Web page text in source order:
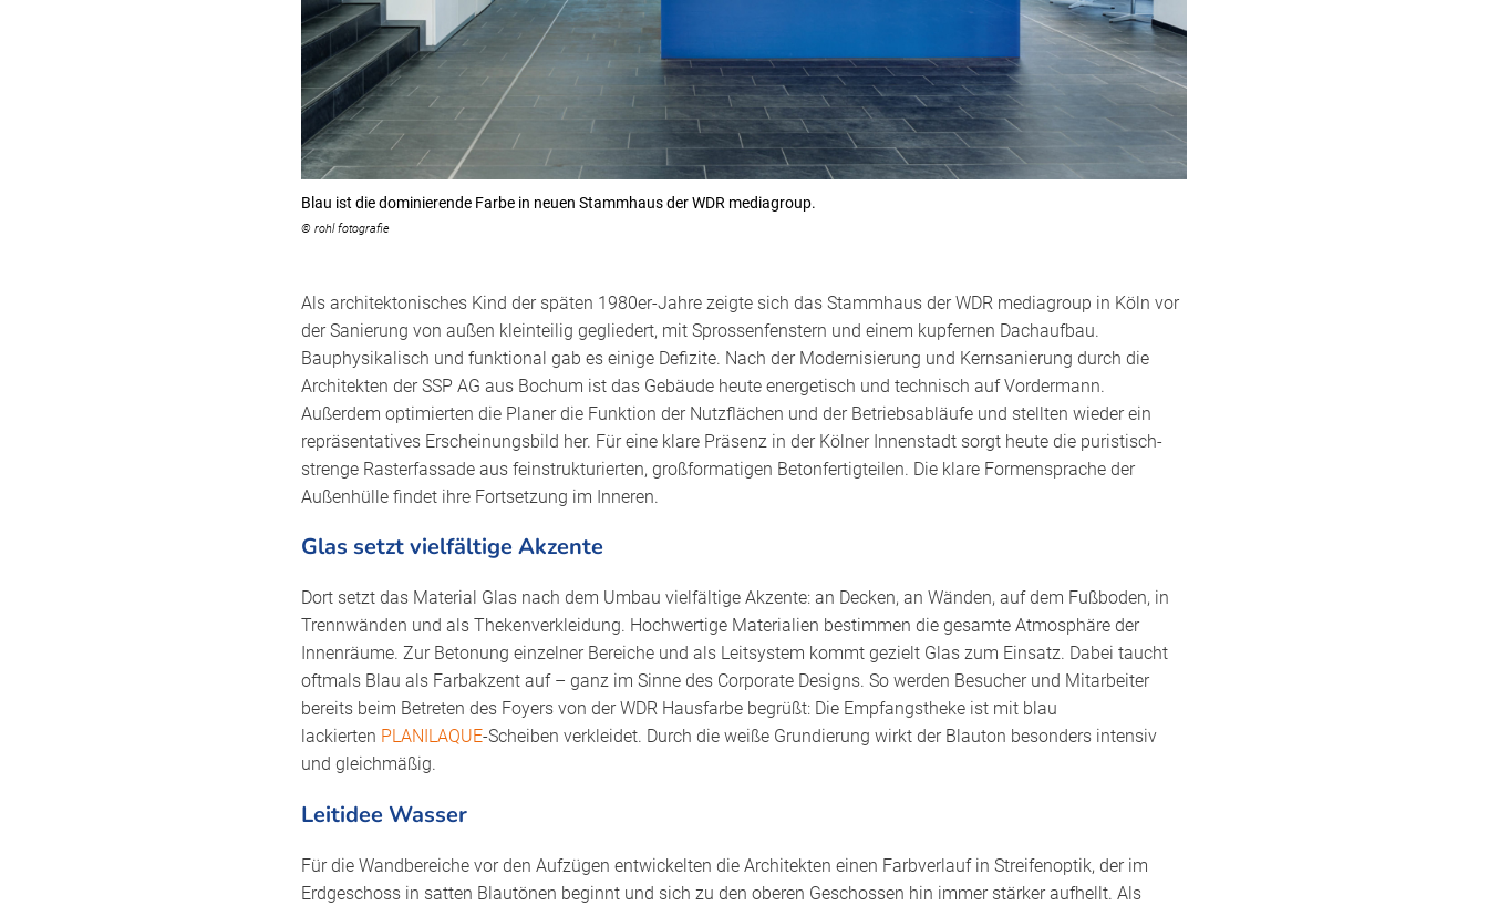
Blau ist die dominierende Farbe in neuen Stammhaus der WDR mediagroup.
© rohl fotografie
Als architektonisches Kind der späten 1980er-Jahre zeigte sich das Stammhaus der WDR mediagroup in Köln vor
der Sanierung von außen kleinteilig gegliedert, mit Sprossenfenstern und einem kupfernen Dachaufbau.
Bauphysikalisch und funktional gab es einige Defizite. Nach der Modernisierung und Kernsanierung durch die
Architekten der SSP AG aus Bochum ist das Gebäude heute energetisch und technisch auf Vordermann.
Außerdem optimierten die Planer die Funktion der Nutzflächen und der Betriebsabläufe und stellten wieder ein
repräsentatives Erscheinungsbild her. Für eine klare Präsenz in der Kölner Innenstadt sorgt heute die puristisch-
strenge Rasterfassade aus feinstrukturierten, großformatigen Betonfertigteilen. Die klare Formensprache der
Außenhülle findet ihre Fortsetzung im Inneren.
Glas setzt vielfältige Akzente
Dort setzt das Material Glas nach dem Umbau vielfältige Akzente: an Decken, an Wänden, auf dem Fußboden, in
Trennwänden und als Thekenverkleidung. Hochwertige Materialien bestimmen die gesamte Atmosphäre der
Innenräume. Zur Betonung einzelner Bereiche und als Leitsystem kommt gezielt Glas zum Einsatz. Dabei taucht
oftmals Blau als Farbakzent auf – ganz im Sinne des Corporate Designs. So werden Besucher und Mitarbeiter
bereits beim Betreten des Foyers von der WDR Hausfarbe begrüßt: Die Empfangstheke ist mit blau
lackierten PLANILAQUE-Scheiben verkleidet. Durch die weiße Grundierung wirkt der Blauton besonders intensiv
und gleichmäßig.
Leitidee Wasser
Für die Wandbereiche vor den Aufzügen entwickelten die Architekten einen Farbverlauf in Streifenoptik, der im
Erdgeschoss in satten Blautönen beginnt und sich zu den oberen Geschossen hin immer stärker aufhellt. Als